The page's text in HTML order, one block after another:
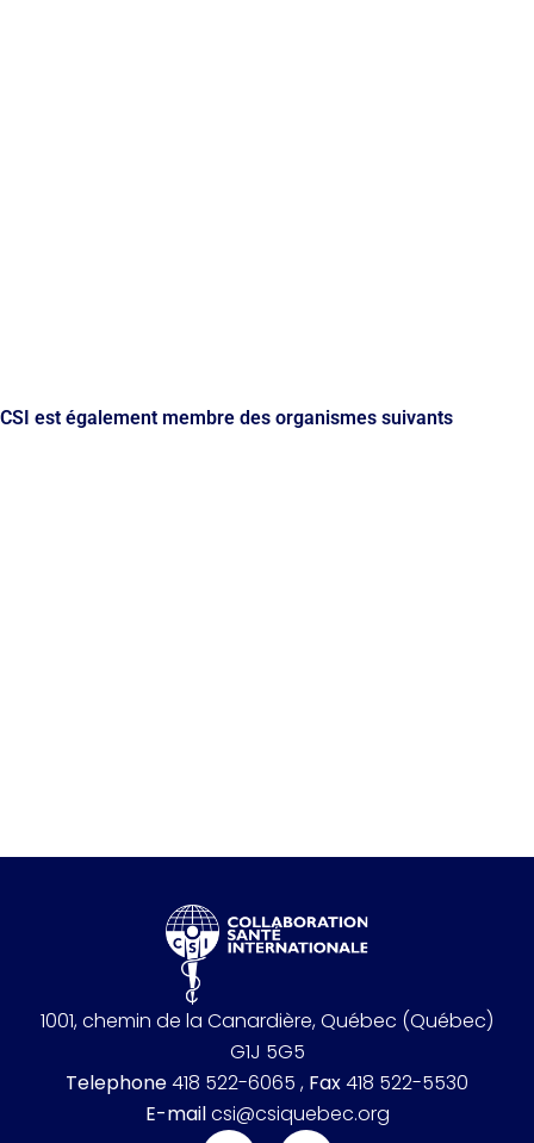
CSI est également membre des organismes suivants
1001, chemin de la Canardière, Québec (Québec)
G1J 5G5
Telephone418 522-6065 , Fax418 522-5530
E-mailcsi@csiquebec.org